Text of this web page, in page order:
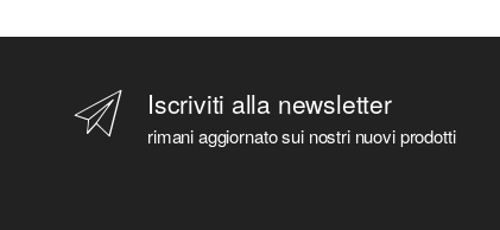
Iscriviti alla newsletter
rimani aggiornato sui nostri nuovi prodotti